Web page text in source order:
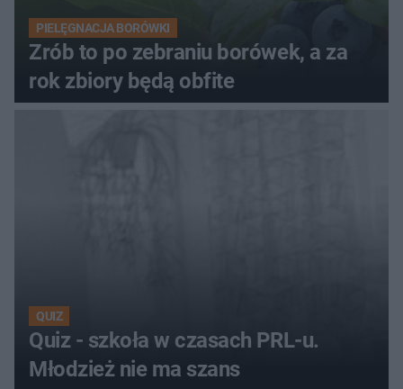
PIELĘGNACJA BORÓWKI
Zrób to po zebraniu borówek, a za
rok zbiory będą obfite
QUIZ
Quiz - szkoła w czasach PRL-u.
Młodzież nie ma szans